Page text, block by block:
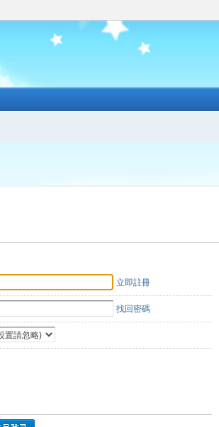
立即註冊
找回密碼